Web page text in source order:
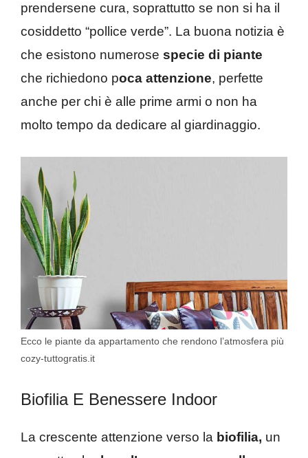
prendersene cura, soprattutto se non si ha il
cosiddetto “pollice verde”. La buona notizia è
che esistono numerose specie di piante
che richiedono poca attenzione, perfette
anche per chi è alle prime armi o non ha
molto tempo da dedicare al giardinaggio.
Ecco le piante da appartamento che rendono l’atmosfera più
cozy-tuttogratis.it
Biofilia E Benessere Indoor
La crescente attenzione verso la biofilia, un